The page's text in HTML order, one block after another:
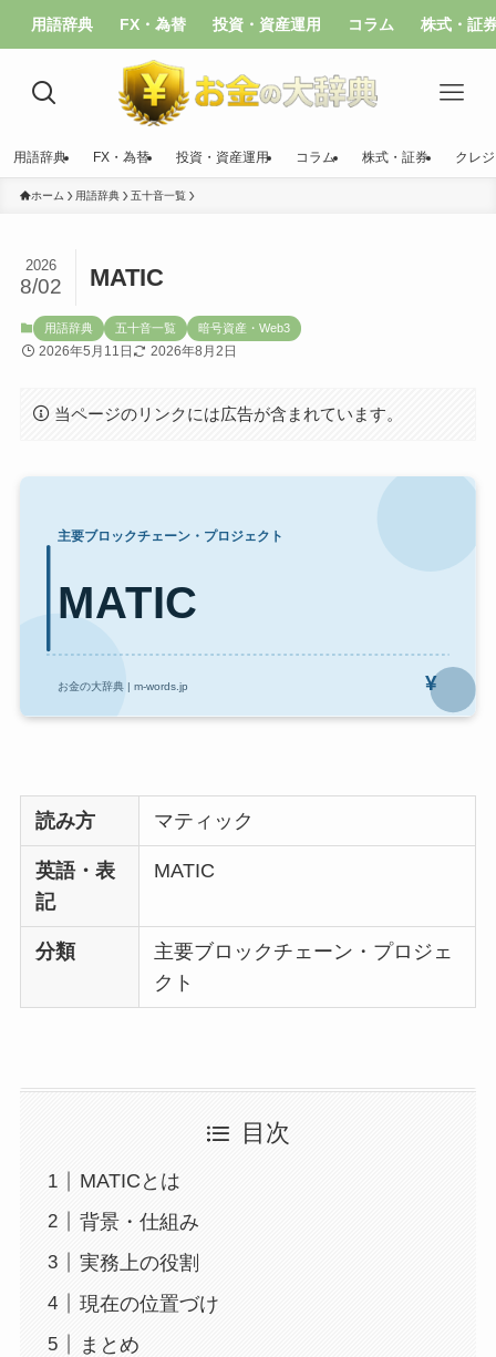
用語辞典 FX・為替 投資・資産運用 コラム 株式・証
用語辞典 FX・為替 投資・資産運用 コラム 株式・証券 クレ
ホーム 用語辞典 五十音一覧
MATIC
2026
8/02
用語辞典 五十音一覧 暗号資産・Web3
2026年5月11日 2026年8月2日
当ページのリンクには広告が含まれています。
読み方 マティック
英語・表
記
MATIC
分類
主要ブロックチェーン・プロジェ
クト
目次
MATICとは
背景・仕組み
実務上の役割
現在の位置づけ
まとめ